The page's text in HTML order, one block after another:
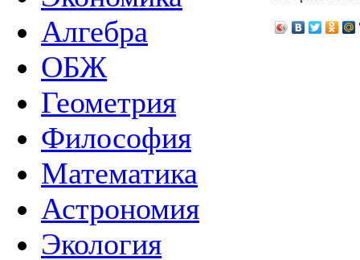
Алгебра
ОБЖ
Геометрия
Философия
Математика
Астрономия
Экология